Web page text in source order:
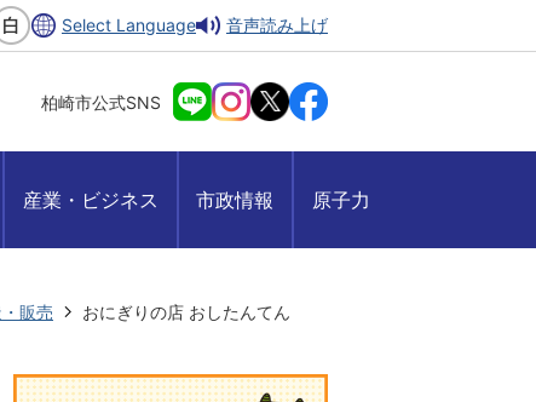
Select Language 音声読み上げ
柏崎市公式SNS
産業・ビジネス 市政情報 原子力
販売 おにぎりの店 おしたんてん